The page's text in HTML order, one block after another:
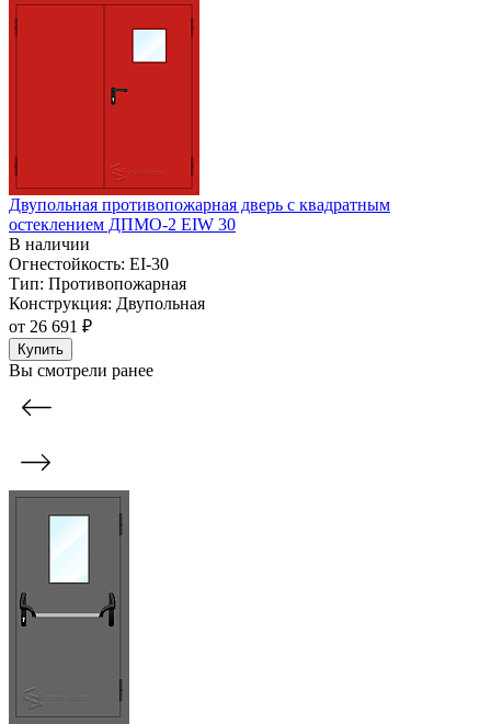
Двупольная противопожарная дверь с квадратным
остеклением ДПМО-2 EIW 30
В наличии
Огнестойкость: EI-30
Тип: Противопожарная
Конструкция: Двупольная
от 26 691 ₽
Купить
Вы смотрели ранее